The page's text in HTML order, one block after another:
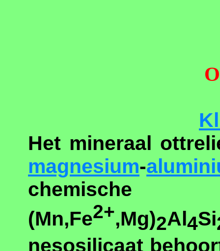
Het mineraal
magnesium-
(Mn,Fe2+,Mg)2Al4Si
nesosilicaat